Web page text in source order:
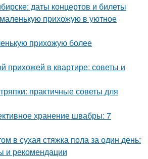
даты концертов и билеты
прихожую в уютное
прихожую более
прихожей в квартире: советы и
практичные советы для
хранение швабры: 7
в сухая стяжка пола за один день:
и рекомендации